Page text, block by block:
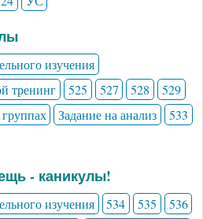
изучения
тренинг 525 527 528
529
Задание на анализ
533
- каникулы!
изучения 534 535
536